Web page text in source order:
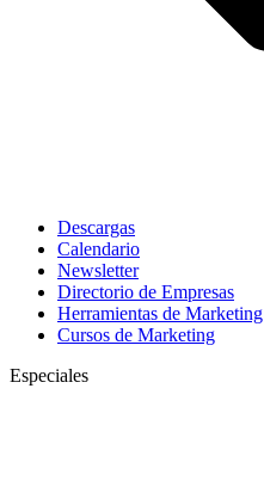
Descargas
Calendario
Newsletter
Directorio de Empresas
Herramientas de Marketing
Cursos de Marketing
Especiales